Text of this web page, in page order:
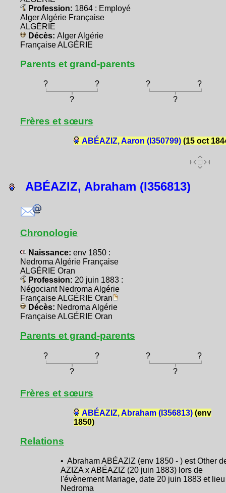
Profession: 1864 : Employé
Alger Algérie Française
ALGÉRIE
Décès: Alger Algérie
Française ALGÉRIE
Parents et grand-parents
? ? ?
?
?
?
Frères et sœurs
ABÉAZIZ, Aaron (I350799)(15 oct
ABÉAZIZ, Abraham (I356813)
Chronologie
Naissance: env 1850 :
Nedroma Algérie Française
ALGÉRIE Oran
Profession: 20 juin 1883 :
Négociant Nedroma Algérie
Française ALGÉRIE Oran
Décès: Nedroma Algérie
Française ALGÉRIE Oran
Parents et grand-parents
? ? ?
?
?
?
Frères et sœurs
ABÉAZIZ, Abraham (I356813)(env
1850)
Relations
• Abraham ABÉAZIZ (env 1850 - ) est Other
AZIZA x ABÉAZIZ (20 juin 1883) lors de
l'évènement Mariage, date 20 juin 1883 et lieu
Nedroma